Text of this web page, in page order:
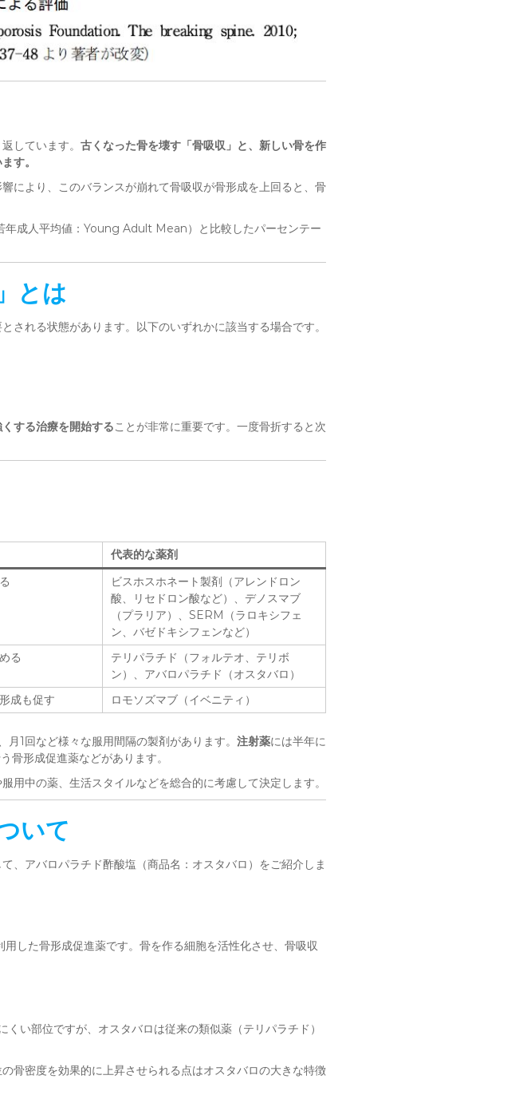
しています。 古くなった骨を壊す「骨吸収」と、新しい骨を作
す。
により、このバランスが崩れて骨吸収が骨形成を上回ると、骨
年成人平均値：Young Adult Mean）と比較したパーセンテー
とは
れる状態があります。以下のいずれかに該当する場合です。
する治療を開始することが非常に重要です。一度骨折すると次
代表的な薬剤
ビスホスホネート製剤（アレンドロン
酸、リセドロン酸など）、デノスマブ
（プラリア）、SERM（ラロキシフェ
ン、バゼドキシフェンなど）
る
テリパラチド（フォルテオ、テリボ
ン）、アバロパラチド（オスタバロ）
成も促す ロモソズマブ（イベニティ）
1回など様々な服用間隔の製剤があります。 注射薬には半年に
骨形成促進薬などがあります。
用中の薬、生活スタイルなどを総合的に考慮して決定します。
いて
、アバロパラチド酢酸塩（商品名：オスタバロ）をご紹介しま
した骨形成促進薬です。骨を作る細胞を活性化させ、骨吸収
い部位ですが、オスタバロは従来の類似薬（テリパラチド）
骨密度を効果的に上昇させられる点はオスタバロの大きな特徴